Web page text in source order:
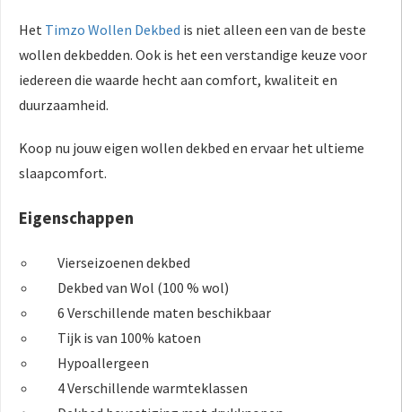
Het Timzo Wollen Dekbed is niet alleen een van de beste
wollen dekbedden. Ook is het een verstandige keuze voor
iedereen die waarde hecht aan comfort, kwaliteit en
duurzaamheid.
Koop nu jouw eigen wollen dekbed en ervaar het ultieme
slaapcomfort.
Eigenschappen
Vierseizoenen dekbed
Dekbed van Wol (100 % wol)
6 Verschillende maten beschikbaar
Tijk is van 100% katoen
Hypoallergeen
4 Verschillende warmteklassen